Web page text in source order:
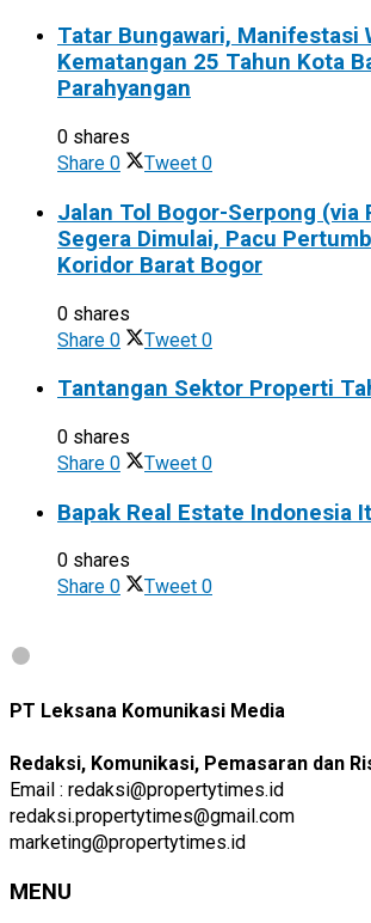
Tatar Bungawari, Manifestasi
Kematangan 25 Tahun Kota
Parahyangan
0 shares
Share 0 Tweet 0
Jalan Tol Bogor-Serpong (via
Segera Dimulai, Pacu
Koridor Barat Bogor
0 shares
Share 0 Tweet 0
Tantangan Sektor Properti
0 shares
Share 0 Tweet 0
Bapak Real Estate Indonesia
0 shares
Share 0 Tweet 0
PT Leksana Komunikasi Media
Redaksi, Komunikasi, Pemasaran dan
Email : redaksi@propertytimes.id
redaksi.propertytimes@gmail.com
marketing@propertytimes.id
MENU